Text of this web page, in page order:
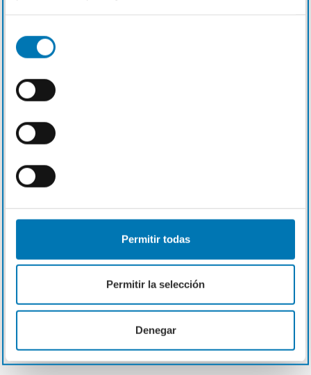
de
Permitir todas
Permitir la selección
Denegar
visibilidad de tu marca en los distintos
buscadores.
Creatividad
Lanzamos ideas creativas para cada
social media. Trabajamos en el desarrollo y
optimación de las landing pages según la
acción a desarrollar.